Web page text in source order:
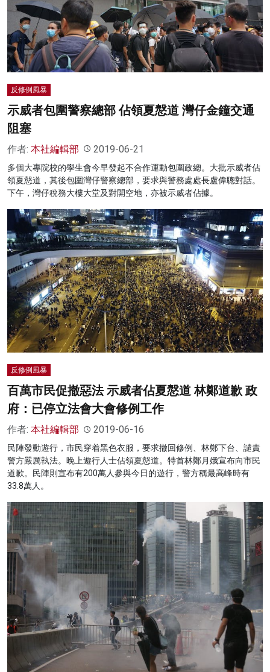
反修例風暴
示威者包圍警察總部 佔領夏慤道 灣仔金鐘交通
阻塞
作者: 本社編輯部 2019-06-21
多個大專院校的學生會今早發起不合作運動包圍政總。大批示威者佔
領夏慤道，其後包圍灣仔警察總部，要求與警務處處長盧偉聰對話。
下午，灣仔稅務大樓大堂及對開空地，亦被示威者佔據。
反修例風暴
百萬市民促撤惡法 示威者佔夏慤道 林鄭道歉 政
府：已停立法會大會修例工作
作者: 本社編輯部 2019-06-16
民陣發動遊行，市民穿着黑色衣服，要求撤回修例、林鄭下台、譴責
警方嚴厲執法。晚上遊行人士佔領夏慤道。特首林鄭月娥宣布向市民
道歉。民陣則宣布有200萬人參與今日的遊行，警方稱最高峰時有
33.8萬人。